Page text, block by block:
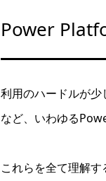
Power
利用のハードルが
など、いわゆる
これらを全て理解